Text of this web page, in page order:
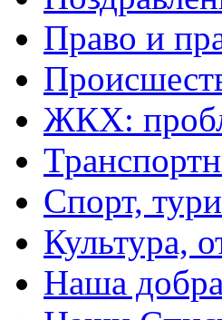
Право и
ЖКХ:
Спорт,
Культура,
Наша